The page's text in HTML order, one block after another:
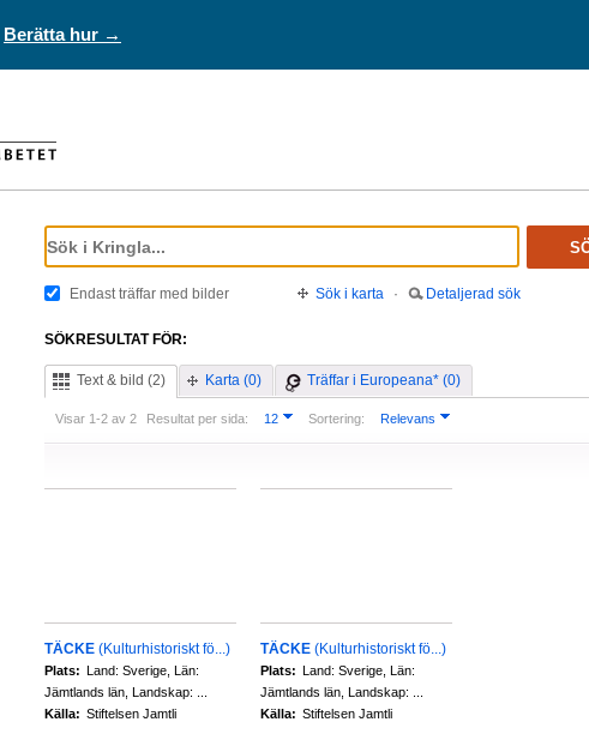
Berätta hur →
Endast träffar med bilder Sök i karta · Detaljerad sök
SÖKRESULTAT FÖR:
Text & bild (2) Karta (0) Träffar i Europeana* (0)
Visar 1-2 av 2 Resultat per sida: 12 Sortering: Relevans
TÄCKE (Kulturhistoriskt fö...)
Plats: Land: Sverige, Län:
Jämtlands län, Landskap: ...
Källa: Stiftelsen Jamtli
TÄCKE (Kulturhistoriskt fö...)
Plats: Land: Sverige, Län:
Jämtlands län, Landskap: ...
Källa: Stiftelsen Jamtli